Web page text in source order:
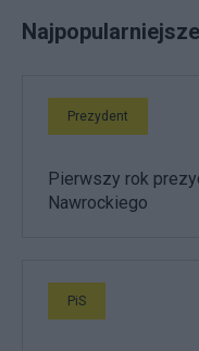
Najpopularniejsze
Prezydent
Pierwszy rok
Nawrockiego
PiS